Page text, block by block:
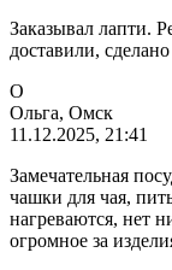
Заказывал лапти.
доставили,
О
Ольга, Омск
11.12.2025, 21:41
Замечательная
чашки для чая,
нагреваются, нет
огромное за